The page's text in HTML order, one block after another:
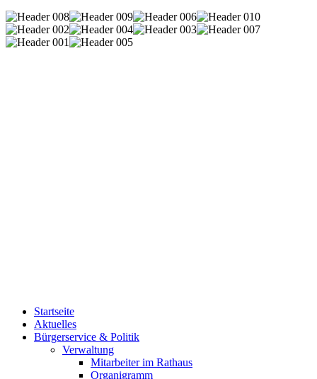
Startseite
Aktuelles
Bürgerservice & Politik
Verwaltung
Mitarbeiter im Rathaus
Organigramm